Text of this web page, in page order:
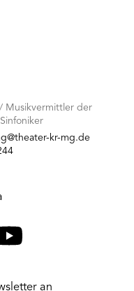
Musikvermittler der
kr-mg.de
an